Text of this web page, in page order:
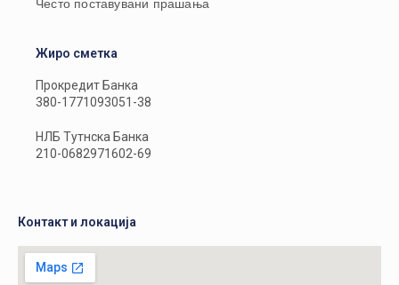
Често поставувани прашања
Жиро сметка
Прокредит Банка
380-1771093051-38
НЛБ Тутнска Банка
210-0682971602-69
Контакт и локација